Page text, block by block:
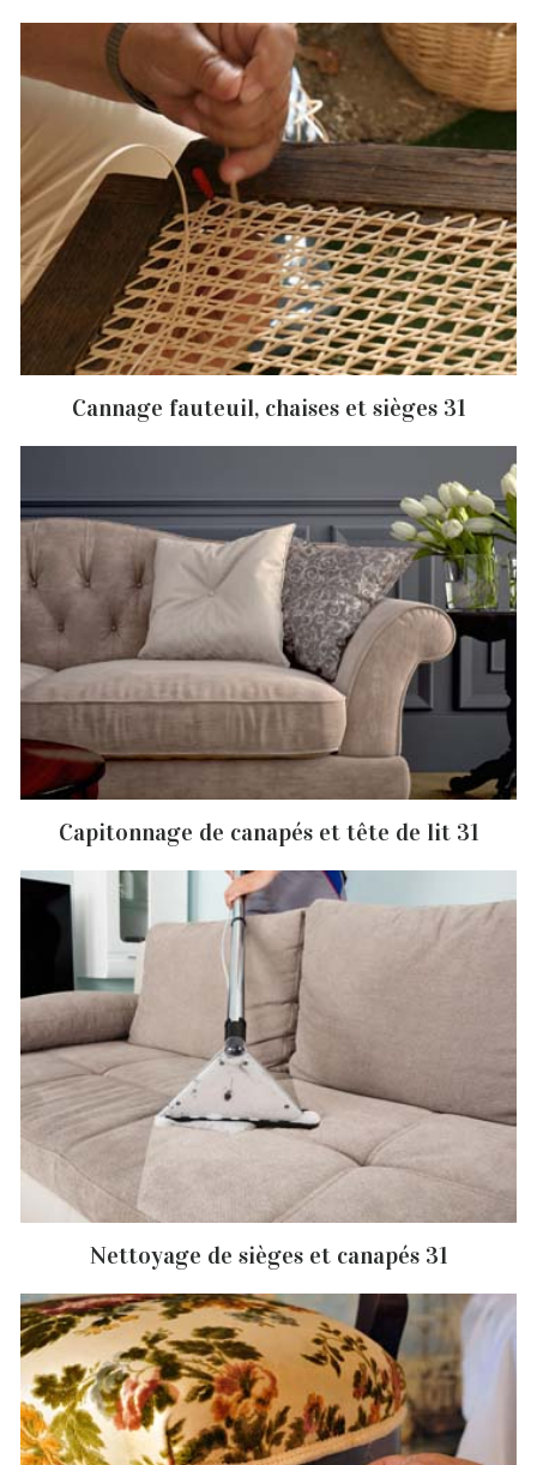
Cannage fauteuil, chaises et sièges 31
Capitonnage de canapés et tête de lit 31
Nettoyage de sièges et canapés 31